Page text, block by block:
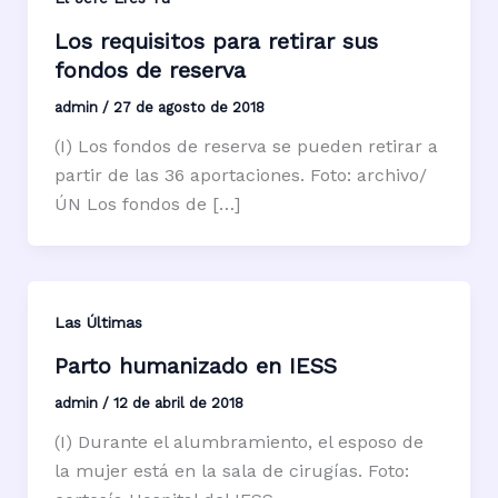
Los requisitos para retirar sus
fondos de reserva
admin / 27 de agosto de 2018
(I) Los fondos de reserva se pueden retirar a
partir de las 36 aportaciones. Foto: archivo/
ÚN Los fondos de […]
Las Últimas
Parto humanizado en IESS
admin / 12 de abril de 2018
(I) Durante el alumbramiento, el esposo de
la mujer está en la sala de cirugías. Foto: